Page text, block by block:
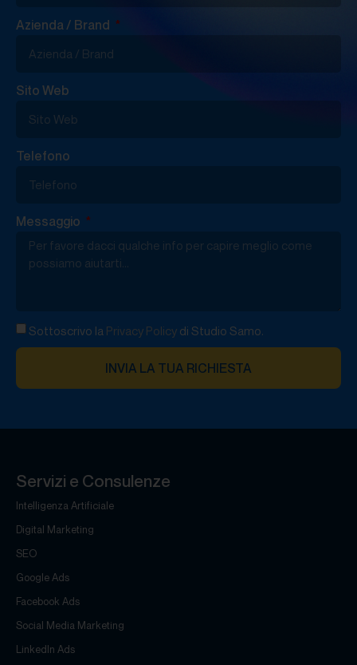
Azienda / Brand
Sito Web
Telefono
Messaggio
Sottoscrivo la Privacy Policy di Studio Samo.
INVIA LA TUA RICHIESTA
Servizi e Consulenze
Intelligenza Artificiale
Digital Marketing
SEO
Google Ads
Facebook Ads
Social Media Marketing
LinkedIn Ads